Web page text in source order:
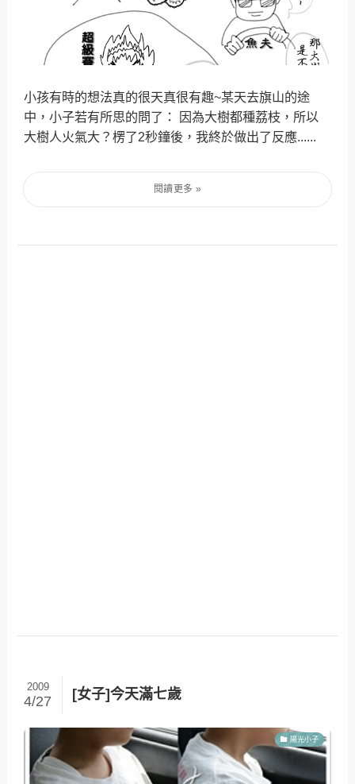
小孩有時的想法真的很天真很有趣~某天去旗山的途
中，小子若有所思的問了： 因為大樹都種荔枝，所以
大樹人火氣大？楞了2秒鐘後，我終於做出了反應......
[女子]今天滿七歲
2009
4/27
陽光小子